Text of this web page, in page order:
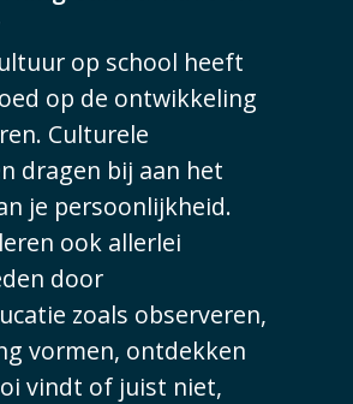
op school heeft
op de ontwikkeling
Culturele
dragen bij aan het
je persoonlijkheid.
ook allerlei
door
zoals observeren,
vormen, ontdekken
vindt of juist niet,